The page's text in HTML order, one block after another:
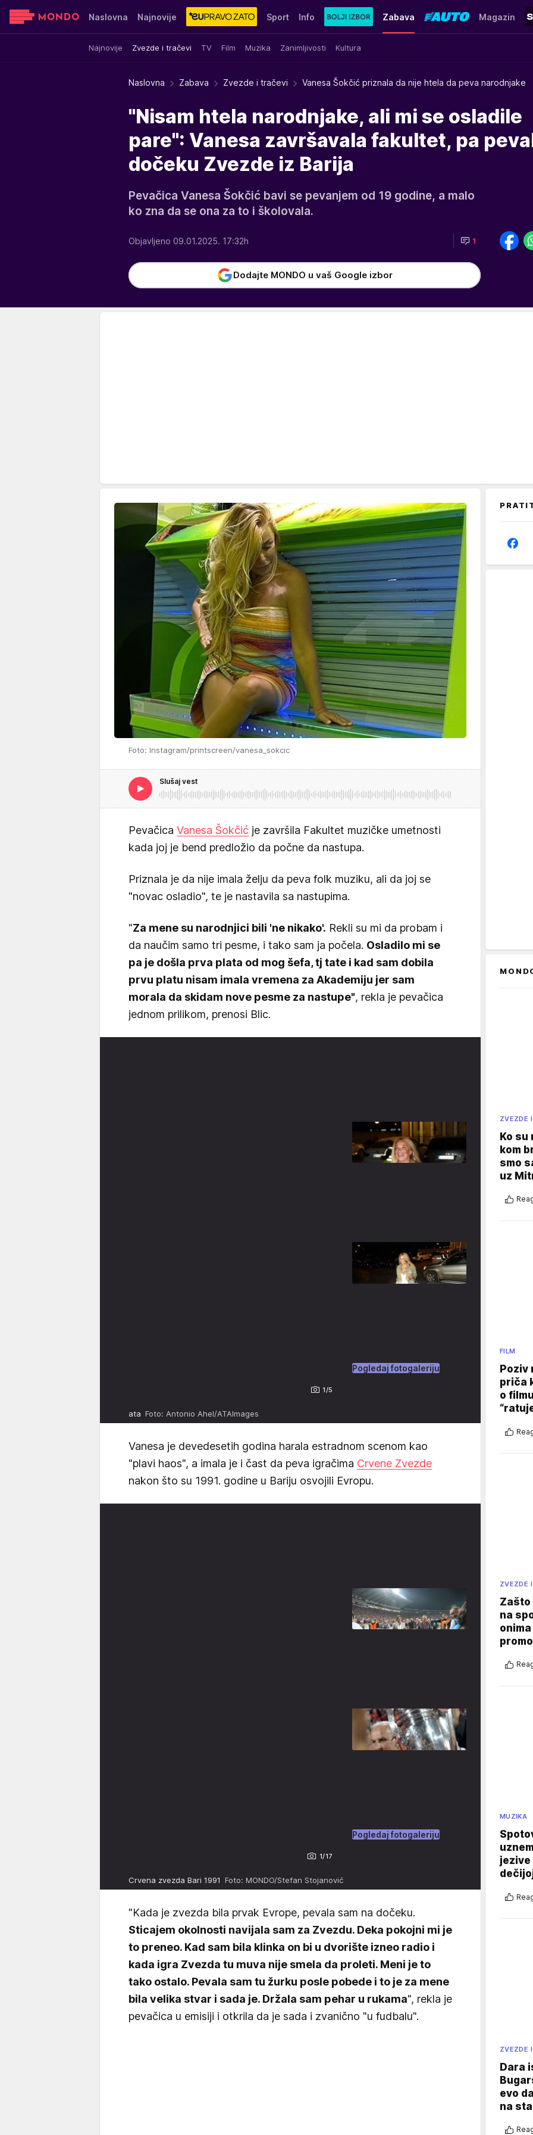
Naslovna Najnovije Sport Info Zabava
Najnovije Zvezde i tračevi TV Film Muzika Zanimljivosti Kultura
Magazin
Sensa Stvar ukusa Yumama
Naslovna Zabava Zvezde i tračevi Vanesa Šokčić priznala da nije htela da peva narodnjake
"Nisam htela narodnjake, ali mi se osladile
pare": Vanesa završavala fakultet, pa
dočeku Zvezde iz Barija
Pevačica Vanesa Šokčić bavi se pevanjem od 19 godine, a malo
ko zna da se ona za to i školovala.
Objavljeno 09.01.2025. 17:32h 1
Dodajte MONDO u vaš Google izbor
Foto: Instagram/printscreen/vanesa_sokcic
Slušaj vest
Pevačica Vanesa Šokčić je završila Fakultet muzičke umetnosti
kada joj je bend predložio da počne da nastupa.
Priznala je da nije imala želju da peva folk muziku, ali da joj se
"novac osladio", te je nastavila sa nastupima.
"Za mene su narodnjici bili 'ne nikako'. Rekli su mi da probam i
da naučim samo tri pesme, i tako sam ja počela. Osladilo mi se
pa je došla prva plata od mog šefa, tj tate i kad sam dobila
prvu platu nisam imala vremena za Akademiju jer sam
morala da skidam nove pesme za nastupe", rekla je pevačica
jednom prilikom, prenosi Blic.
1/5
Pogledaj fotogaleriju
ata Foto: Antonio Ahel/ATAImages
Vanesa je devedesetih godina harala estradnom scenom kao
"plavi haos", a imala je i čast da peva igračima Crvene Zvezde
nakon što su 1991. godine u Bariju osvojili Evropu.
1/17
Pogledaj fotogaleriju
Crvena zvezda Bari 1991 Foto: MONDO/Stefan Stojanović
"Kada je zvezda bila prvak Evrope, pevala sam na dočeku.
Sticajem okolnosti navijala sam za Zvezdu. Deka pokojni mi je
to preneo. Kad sam bila klinka on bi u dvorište izneo radio i
kada igra Zvezda tu muva nije smela da proleti. Meni je to
tako ostalo. Pevala sam tu žurku posle pobede i to je za mene
bila velika stvar i sada je. Držala sam pehar u rukama", rekla je
pevačica u emisiji i otkrila da je sada i zvanično "u fudbalu".
ZVEZDE
Ko su
kom
smo
uz
FILM
Poziv
priča
o
ZVEZDE
Zašto
na
MUZIKA
jezive
ZVEZDE
Dara
evo
na